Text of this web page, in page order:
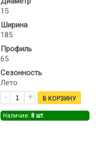
15
Ширина
185
Профиль
65
Сезонность
Лето
Наличие: 8 шт.